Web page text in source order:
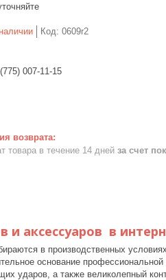
Код: 0609r2
007-11-15
товара в течение 14 дней за счет
и аксессуаров в
в производственных
основание
ударов, а также великолепный